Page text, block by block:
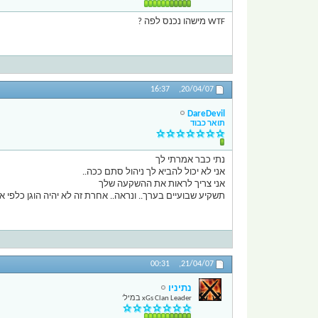
WTF מישהו נכנס לפה ?
20/04/07,
16:37
DareDevil
תואר כבוד
נתי כבר אמרתי לך
אני לא יכול להביא לך ניהול סתם ככה..
אני צריך לראות את ההשקעה שלך
תשקיע שבועיים בערך.. ונראה.. אחרת זה לא יהיה הוגן כלפי
21/04/07,
00:31
נתיניו
xGs Clan Leader במיל'